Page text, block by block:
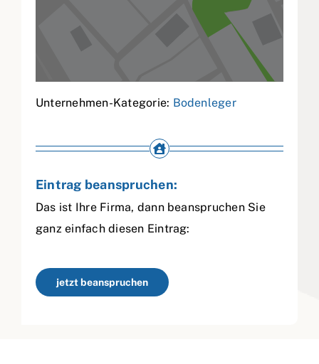
Unternehmen-Kategorie: Bodenleger
Eintrag beanspruchen:
Das ist Ihre Firma, dann beanspruchen Sie
ganz einfach diesen Eintrag:
jetzt beanspruchen